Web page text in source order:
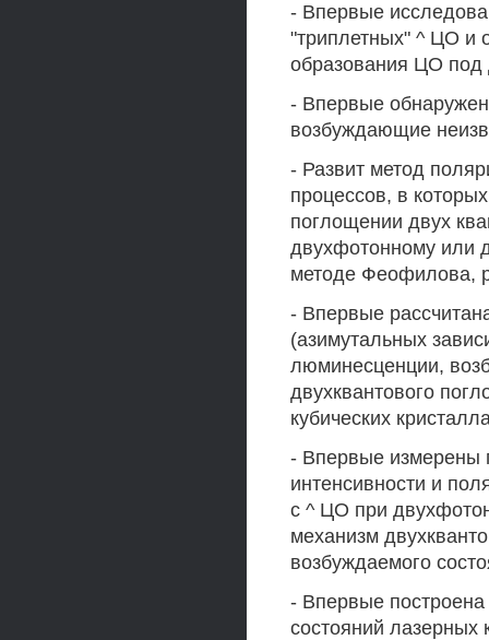
- Впервые
"триплетных" ^ ЦО и
образования ЦО под
- Впервые
возбуждающие
- Развит метод
процессов, в
поглощении двух
двухфотонному или
методе Феофилова,
- Впервые
(азимутальных
люминесценции,
двухквантового
кубических
- Впервые измерены
интенсивности и
с ^ ЦО при
механизм
возбуждаемого
- Впервые построена
состояний лазерных